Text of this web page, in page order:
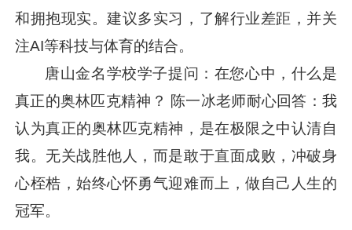
和拥抱现实。建议多实习，了解行业差距，并关
注AI等科技与体育的结合。
唐山金名学校学子提问：在您心中，什么是
真正的奥林匹克精神？ 陈一冰老师耐心回答：我
认为真正的奥林匹克精神，是在极限之中认清自
我。无关战胜他人，而是敢于直面成败，冲破身
心桎梏，始终心怀勇气迎难而上，做自己人生的
冠军。